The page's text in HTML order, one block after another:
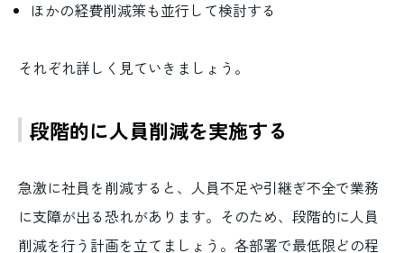
ほかの経費削減策も並行して検討する
それぞれ詳しく見ていきましょう。
段階的に人員削減を実施する
急激に社員を削減すると、人員不足や引継ぎ不全で業務
に支障が出る恐れがあります。そのため、段階的に人員
削減を行う計画を立てましょう。各部署で最低限どの程